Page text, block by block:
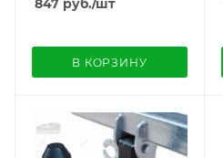
В КОРЗИНУ